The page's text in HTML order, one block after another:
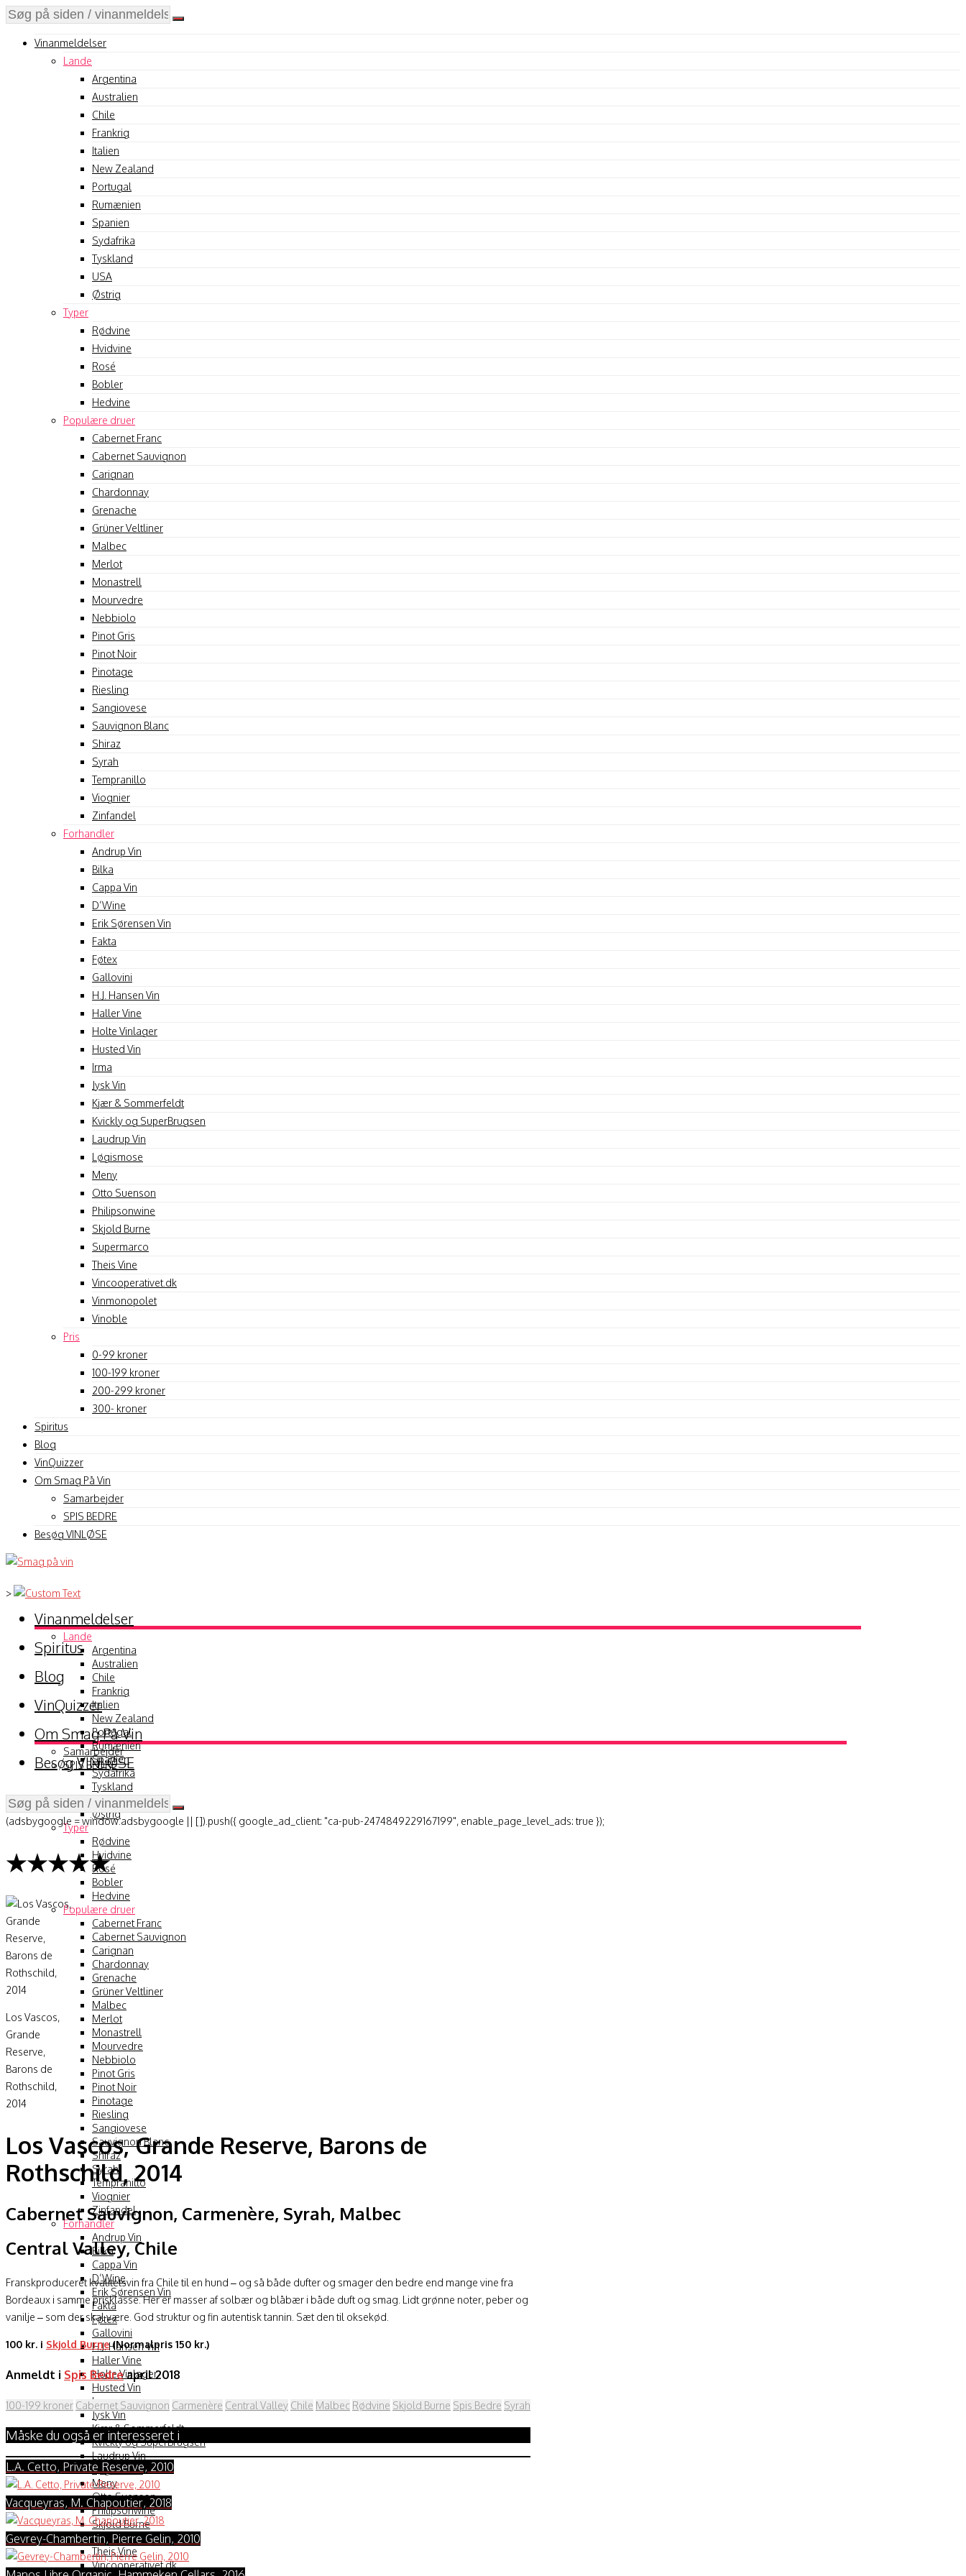
Vinanmeldelser
Lande
Argentina
Australien
Chile
Frankrig
Italien
New Zealand
Portugal
Rumænien
Spanien
Sydafrika
Tyskland
USA
Østrig
Typer
Rødvine
Hvidvine
Rosé
Bobler
Hedvine
Populære druer
Cabernet Franc
Cabernet Sauvignon
Carignan
Chardonnay
Grenache
Grüner Veltliner
Malbec
Merlot
Monastrell
Mourvedre
Nebbiolo
Pinot Gris
Pinot Noir
Pinotage
Riesling
Sangiovese
Sauvignon Blanc
Shiraz
Syrah
Tempranillo
Viognier
Zinfandel
Forhandler
Andrup Vin
Bilka
Cappa Vin
D’Wine
Erik Sørensen Vin
Fakta
Føtex
Gallovini
H.J. Hansen Vin
Haller Vine
Holte Vinlager
Husted Vin
Irma
Jysk Vin
Kjær & Sommerfeldt
Kvickly og SuperBrugsen
Laudrup Vin
Løgismose
Meny
Otto Suenson
Philipsonwine
Skjold Burne
Supermarco
Theis Vine
Vincooperativet.dk
Vinmonopolet
Vinoble
Pris
0-99 kroner
100-199 kroner
200-299 kroner
300- kroner
Spiritus
Blog
VinQuizzer
Om Smag På Vin
Samarbejder
SPIS BEDRE
Besøg VINLØSE
>
Vinanmeldelser
Lande
Argentina
Australien
Chile
Frankrig
Italien
New Zealand
Portugal
Rumænien
Spanien
Sydafrika
Tyskland
USA
Østrig
Typer
Rødvine
Hvidvine
Rosé
Bobler
Hedvine
Populære druer
Cabernet Franc
Cabernet Sauvignon
Carignan
Chardonnay
Grenache
Grüner Veltliner
Malbec
Merlot
Monastrell
Mourvedre
Nebbiolo
Pinot Gris
Pinot Noir
Pinotage
Riesling
Sangiovese
Sauvignon Blanc
Shiraz
Syrah
Tempranillo
Viognier
Zinfandel
Forhandler
Andrup Vin
Bilka
Cappa Vin
D’Wine
Erik Sørensen Vin
Fakta
Føtex
Gallovini
H.J. Hansen Vin
Haller Vine
Holte Vinlager
Husted Vin
Irma
Jysk Vin
Kjær & Sommerfeldt
Kvickly og SuperBrugsen
Laudrup Vin
Løgismose
Meny
Otto Suenson
Philipsonwine
Skjold Burne
Supermarco
Theis Vine
Vincooperativet.dk
Spiritus
Blog
VinQuizzer
Om Smag På Vin
Samarbejder
SPIS BEDRE
Besøg VINLØSE
(adsbygoogle = window.adsbygoogle || []).push({ google_ad_client: "ca-pub-2474849229167199", enable_page_level_ads: true });
★★★★★
Los Vascos,
Grande
Reserve,
Barons de
Rothschild,
2014
Los Vascos, Grande Reserve, Barons de
Rothschild, 2014
Cabernet Sauvignon, Carmenère, Syrah, Malbec
Central Valley, Chile
Franskproduceret kvalitetsvin fra Chile til en hund – og så både dufter og smager den bedre end mange vine fra
Bordeaux i samme prisklasse. Her er masser af solbær og blåbær i både duft og smag. Lidt grønne noter, peber og
vanilje – som der skal være. God struktur og fin autentisk tannin. Sæt den til oksekød.
100 kr. i Skjold Burne(Normalpris 150 kr.)
Anmeldt i Spis Bedreapril 2018
100-199 kroner Cabernet Sauvignon Carmenère Central Valley Chile Malbec Rødvine Skjold Burne Spis Bedre Syrah
Måske du også er interesseret i
L.A. Cetto, Private Reserve, 2010
Vacqueyras, M. Chapoutier, 2018
Gevrey-Chambertin, Pierre Gelin, 2010